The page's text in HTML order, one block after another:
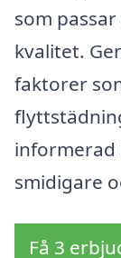
som
kvalitet.
faktorer
informerad
smidigare
Få 3